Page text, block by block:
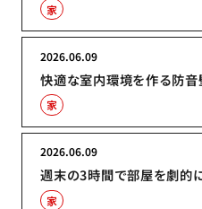
家
快適な室内環境を作る防
2026.06.09
家
週末の3時間で部屋を劇的
2026.06.09
家